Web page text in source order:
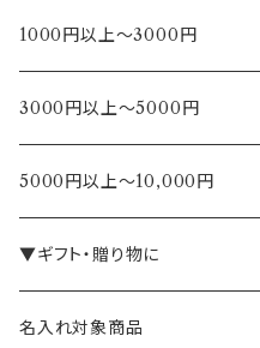
1000円以上～3000円
3000円以上～5000円
5000円以上～10,000円
▼ギフト・贈り物に
名入れ対象商品